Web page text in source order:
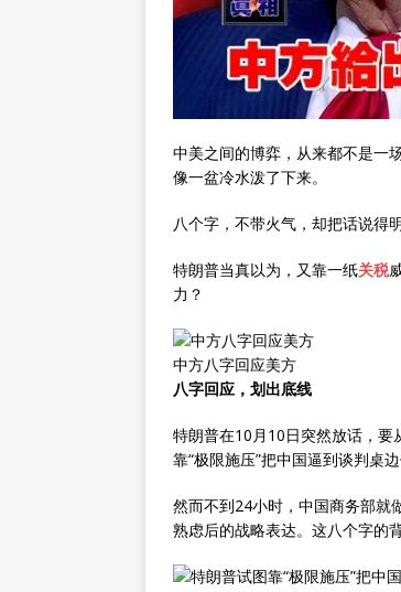
中美之间的博弈，从来都不是一
像一盆冷水泼了下来。
八个字，不带火气，却把话说得
特朗普当真以为，又靠一纸关税
力？
中方八字回应美方
八字回应，划出底线
特朗普在10月10日突然放话，
靠“极限施压”把中国逼到谈判桌边
然而不到24小时，中国商务部就
熟虑后的战略表达。这八个字的